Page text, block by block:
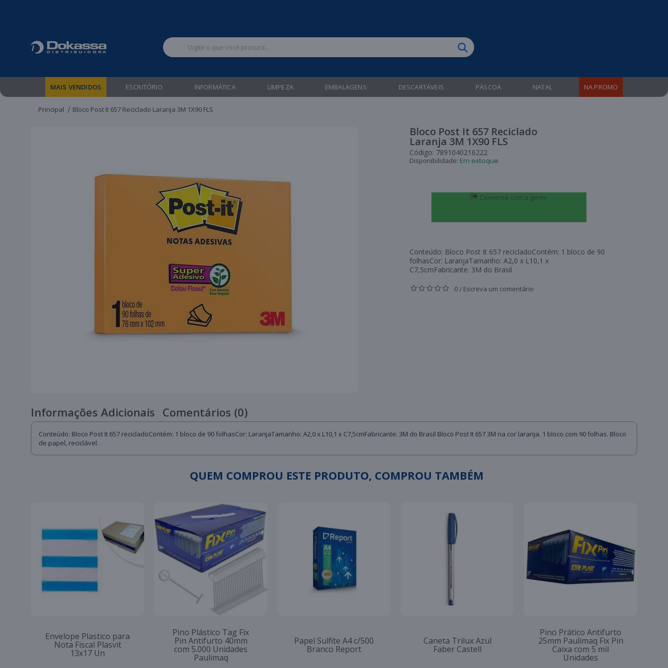
MAIS VENDIDOS ESCRITÓRIO INFORMÁTICA LIMPEZA EMBALAGENS DESCARTÁVEIS PÁSCOA NATAL NA PROMO
Principal Bloco Post It 657 Reciclado Laranja 3M 1X90 FLS
Bloco Post It 657 Reciclado
Laranja 3M 1X90 FLS
Código: 7891040216222
Disponibilidade: Em estoque
Converse com a gente
Conteúdo: Bloco Post It 657 recicladoContém: 1 bloco de 90
folhasCor: LaranjaTamanho: A2,0 x L10,1 x
C7,5cmFabricante: 3M do Brasil
0/ Escreva um comentário
Informações Adicionais Comentários (0)
Conteúdo: Bloco Post It 657 recicladoContém: 1 bloco de 90 folhasCor: LaranjaTamanho: A2,0 x L10,1 x C7,5cmFabricante: 3M do Brasil Bloco Post It 657 3M na cor laranja. 1 bloco com 90 folhas. Bloco
de papel, reciclável.
QUEM COMPROU ESTE PRODUTO, COMPROU TAMBÉM
Envelope Plastico para
Nota Fiscal Plasvit
13x17 Un
Pino Plástico Tag Fix
Pin Antifurto 40mm
com 5.000 Unidades
Paulimaq
Papel Sulfite A4 c/500
Branco Report
Caneta Trilux Azul
Faber Castell
Pino Prático Antifurto
25mm Paulimaq Fix Pin
Caixa com 5 mil
Unidades